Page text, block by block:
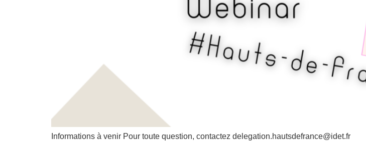
Informations à venir Pour toute question, contactez delegation.hautsdefrance@idet.fr